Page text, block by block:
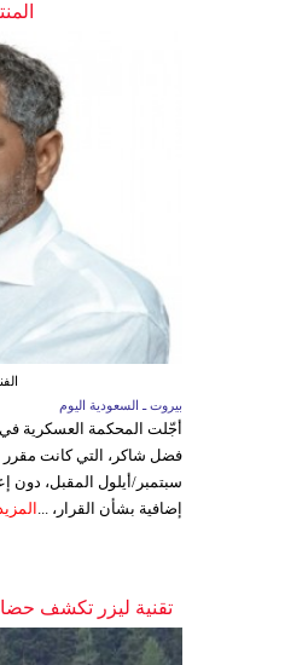
بيروت ـ السعودية اليوم
أجّلت المحكمة العسكرية في
سبتمبر/أيلول المقبل، دون
إضافية بشأن القرار، ...
تقنية ليزر تكشف